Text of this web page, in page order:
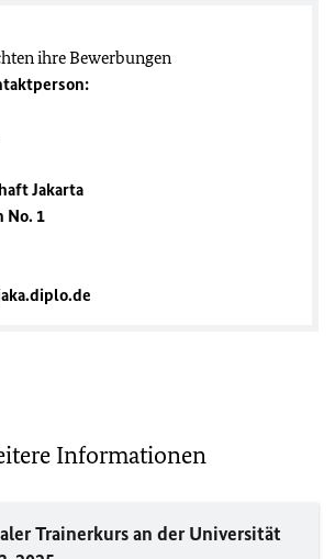
ihre Bewerbungen
Jakarta
No. 1
Informationen
Trainerkurs an der Universität